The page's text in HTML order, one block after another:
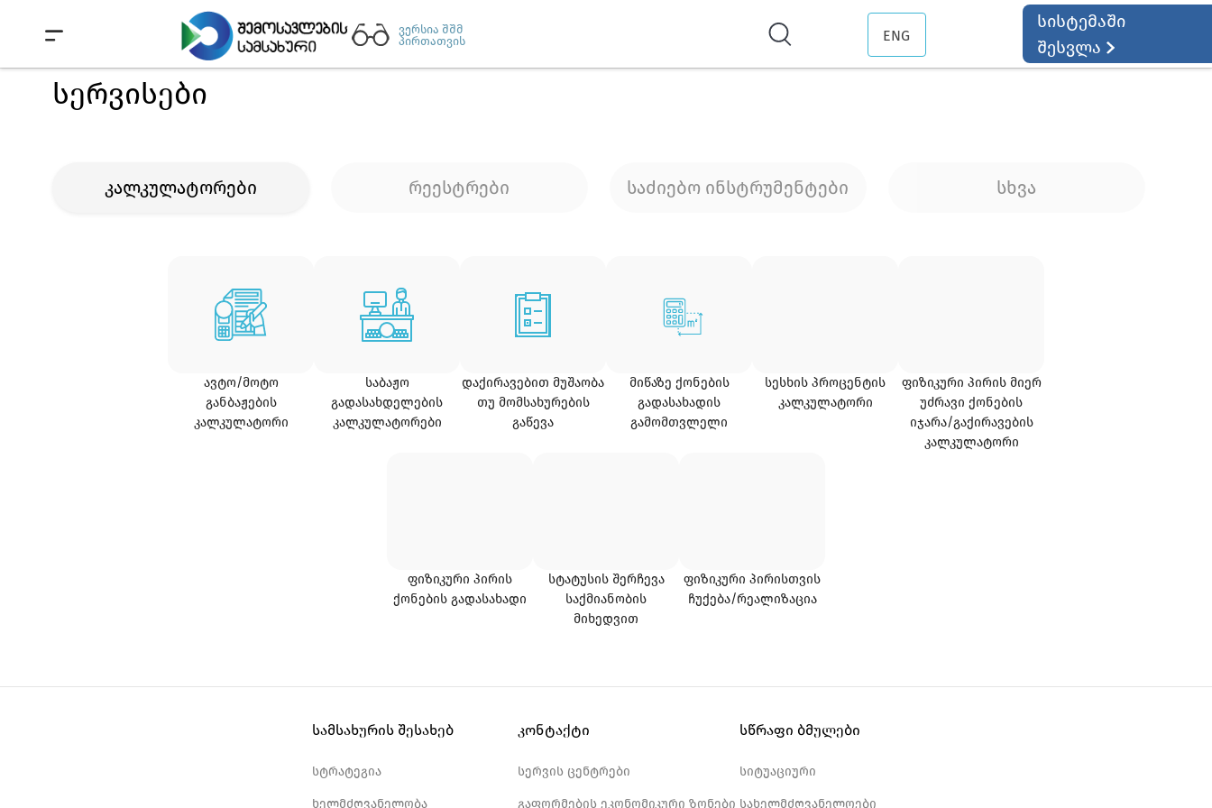
ვერსია შშმ
პირთათვის
ENG
სისტემაში
შესვლა
სერვისები
კალკულატორები რეესტრები საძიებო ინსტრუმენტები სხვა
ᲐᲕᲢᲝ/ᲛᲝᲢᲝ
ᲒᲐᲜᲑᲐᲟᲔᲑᲘᲡ
ᲙᲐᲚᲙᲣᲚᲐᲢᲝᲠᲘ
ᲡᲐᲑᲐᲟᲝ
ᲒᲐᲓᲐᲡᲐᲮᲓᲔᲚᲔᲑᲘᲡ
ᲙᲐᲚᲙᲣᲚᲐᲢᲝᲠᲔᲑᲘ
ᲓᲐᲥᲘᲠᲐᲕᲔᲑᲘᲗ ᲛᲣᲨᲐᲝᲑᲐ
ᲗᲣ ᲛᲝᲛᲡᲐᲮᲣᲠᲔᲑᲘᲡ
ᲒᲐᲬᲔᲕᲐ
ᲛᲘᲬᲐᲖᲔ ᲥᲝᲜᲔᲑᲘᲡ
ᲒᲐᲓᲐᲡᲐᲮᲐᲓᲘᲡ
ᲒᲐᲛᲝᲛᲗᲕᲚᲔᲚᲘ
ᲡᲔᲡᲮᲘᲡ ᲞᲠᲝᲪᲔᲜᲢᲘᲡ
ᲙᲐᲚᲙᲣᲚᲐᲢᲝᲠᲘ
ᲤᲘᲖᲘᲙᲣᲠᲘ ᲞᲘᲠᲘᲡ ᲛᲘᲔᲠ
ᲣᲫᲠᲐᲕᲘ ᲥᲝᲜᲔᲑᲘᲡ
ᲘᲯᲐᲠᲐ/ᲒᲐᲥᲘᲠᲐᲕᲔᲑᲘᲡ
ᲙᲐᲚᲙᲣᲚᲐᲢᲝᲠᲘ
ᲤᲘᲖᲘᲙᲣᲠᲘ ᲞᲘᲠᲘᲡ
ᲥᲝᲜᲔᲑᲘᲡ ᲒᲐᲓᲐᲡᲐᲮᲐᲓᲘ
ᲡᲢᲐᲢᲣᲡᲘᲡ ᲨᲔᲠᲩᲔᲕᲐ
ᲡᲐᲥᲛᲘᲐᲜᲝᲑᲘᲡ
ᲛᲘᲮᲔᲓᲕᲘᲗ
ᲤᲘᲖᲘᲙᲣᲠᲘ ᲞᲘᲠᲘᲡᲗᲕᲘᲡ
ᲩᲣᲥᲔᲑᲐ/ᲠᲔᲐᲚᲘᲖᲐᲪᲘᲐ
სამსახურის შესახებ
სტრატეგია
ხელმძღვანელობა
კონტაქტი
სერვის ცენტრები
გაფორმების ეკონომიკური ზონები
სწრაფი ბმულები
სიტუაციური
სახელმძღვანელოები